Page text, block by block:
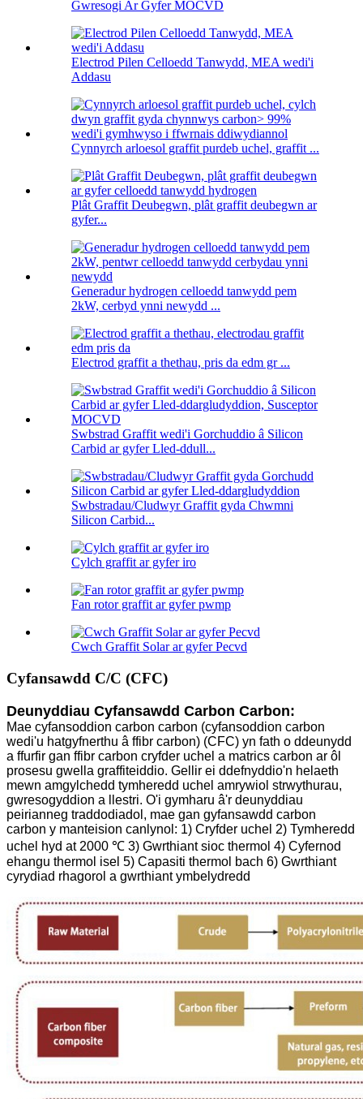
Gwresogi Ar Gyfer MOCVD
Electrod Pilen Celloedd Tanwydd, MEA wedi'i
Addasu
Cynnyrch arloesol graffit purdeb uchel, graffit ...
Plât Graffit Deubegwn, plât graffit deubegwn ar
gyfer...
Generadur hydrogen celloedd tanwydd pem
2kW, cerbyd ynni newydd ...
Electrod graffit a thethau, pris da edm gr ...
Swbstrad Graffit wedi'i Gorchuddio â Silicon
Carbid ar gyfer Lled-ddull...
Swbstradau/Cludwyr Graffit gyda Chwmni
Silicon Carbid...
Cylch graffit ar gyfer iro
Fan rotor graffit ar gyfer pwmp
Cwch Graffit Solar ar gyfer Pecvd
Cyfansawdd C/C (CFC)
Deunyddiau Cyfansawdd Carbon Carbon:
Mae cyfansoddion carbon carbon (cyfansoddion carbon
wedi'u hatgyfnerthu â ffibr carbon) (CFC) yn fath o ddeunydd
a ffurfir gan ffibr carbon cryfder uchel a matrics carbon ar ôl
prosesu gwella graffiteiddio. Gellir ei ddefnyddio'n helaeth
mewn amgylchedd tymheredd uchel amrywiol strwythurau,
gwresogyddion a llestri. O'i gymharu â'r deunyddiau
peirianneg traddodiadol, mae gan gyfansawdd carbon
carbon y manteision canlynol: 1) Cryfder uchel 2) Tymheredd
uchel hyd at 2000 ℃ 3) Gwrthiant sioc thermol 4) Cyfernod
ehangu thermol isel 5) Capasiti thermol bach 6) Gwrthiant
cyrydiad rhagorol a gwrthiant ymbelydredd